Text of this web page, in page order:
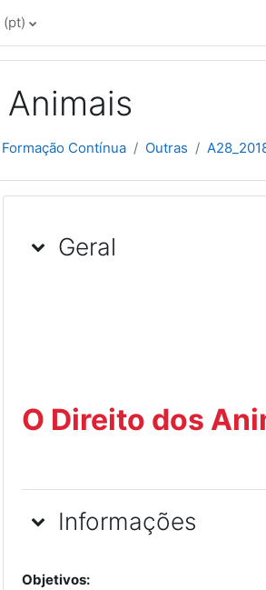
Formação Contínua Outras
Lista de tópicos
Geral
O Direito dos
Informações
Objetivos: